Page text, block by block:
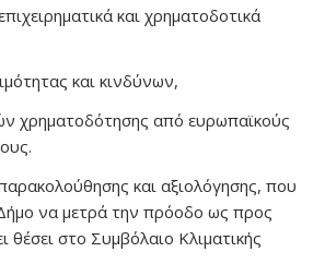
και χρηματοδοτικά
και κινδύνων,
χρηματοδότησης από ευρωπαϊκούς
και αξιολόγησης, που
να μετρά την πρόοδο ως προς
θέσει στο Συμβόλαιο Κλιματικής